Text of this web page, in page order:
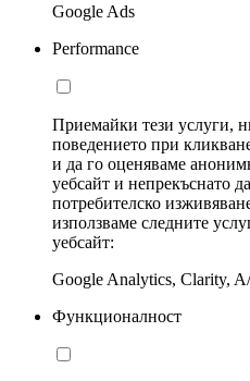
Google Ads
Performance
Приемайки тези услуги,
поведението при
и да го оценяваме
уебсайт и непрекъснато
потребителско
използваме следните
уебсайт:
Google Analytics, Clarity,
Функционалност